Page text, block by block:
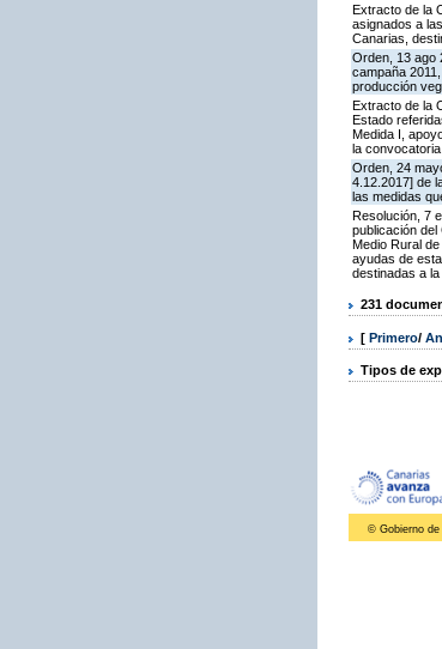
Extracto de la
asignados a
Canarias,
Orden, 13 ago
campaña
producción
Extracto de la
Estado
Medida I,
la convocatoria
Orden, 24
4.12.2017] de
las medidas
Resolución, 7
publicación del
Medio Rural
ayudas de
destinadas a
231
[ Primero/
Tipos de
© Gobierno de